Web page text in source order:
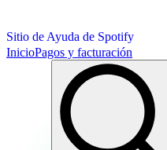
Sitio de Ayuda de Spotify
InicioPagos y facturación